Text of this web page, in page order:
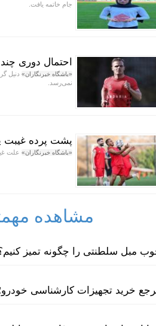
جام خاتمه یافت.
احتمال دوری
«باشگاه خبرنگاران»
نمی‌رسد.
پشت پرده غیبت
«باشگاه خبرنگاران» علت غیبت
مشاهده
مبل سلطنتی را چگونه تمیز
خرید تجهیزات کارشناسی